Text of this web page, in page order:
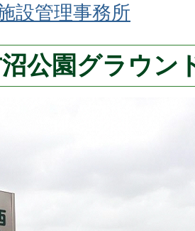
設管理事務所
公園グラウン